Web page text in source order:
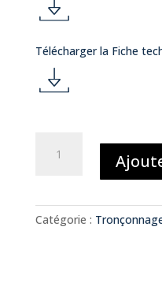
d
o
nl
o
a
Télécharger la Fiche
o
w
nl
TRONÇONNEUSE
LABORATOIRE
DOUBLE
Catégorie :